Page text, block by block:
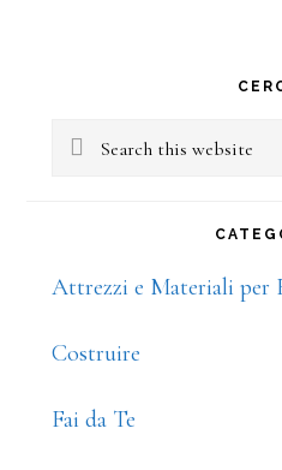
Sidebar
Search
Attrezzi e Materiali per
Costruire
Fai da Te